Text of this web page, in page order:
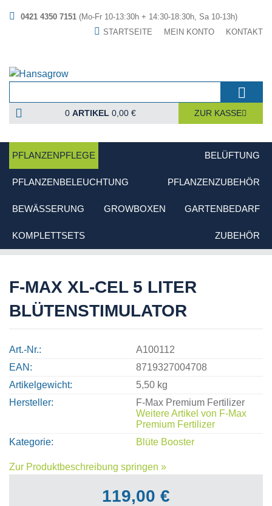
0421 4350 7151 (Mo-Fr 10-13:30h + 14:30-18:30h, Sa 10-13h)
STARTSEITE
MEIN KONTO KONTAKT
0 ARTIKEL 0,00 € ZUR KASSE
PFLANZENPFLEGE BELÜFTUNG
PFLANZENBELEUCHTUNG PFLANZENZUBEHÖR
BEWÄSSERUNG GROWBOXEN GARTENBEDARF
KOMPLETTSETS ZUBEHÖR
F-MAX XL-CEL 5 LITER
BLÜTENSTIMULATOR
Art.-Nr.
A100112
EAN
8719327004708
Artikelgewicht
5,50 kg
Hersteller
F-Max Premium Fertilizer
Weitere Artikel von F-Max
Premium Fertilizer
Kategorie
Blüte Booster
Zur Produktbeschreibung springen »
119,00 €